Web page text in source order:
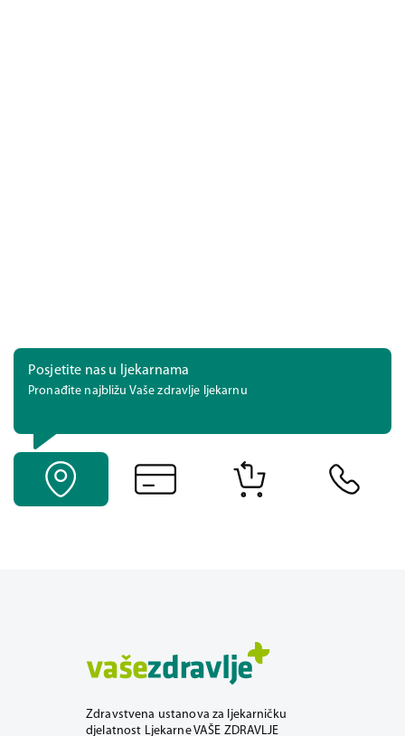
Posjetite nas u ljekarnama
Pronađite najbližu Vaše zdravlje ljekarnu
Zdravstvena ustanova za ljekarničku
djelatnost Ljekarne VAŠE ZDRAVLJE